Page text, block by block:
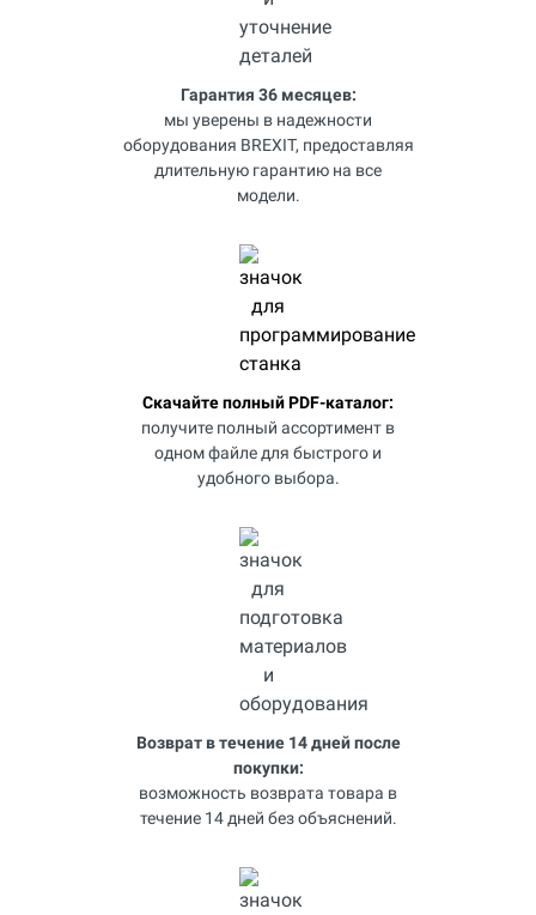
Гарантия 36 месяцев:
мы уверены в надежности
оборудования BREXIT, предоставляя
длительную гарантию на все
модели.
Скачайте полный PDF-каталог:
получите полный ассортимент в
одном файле для быстрого и
удобного выбора.
Возврат в течение 14 дней после
покупки:
возможность возврата товара в
течение 14 дней без объяснений.